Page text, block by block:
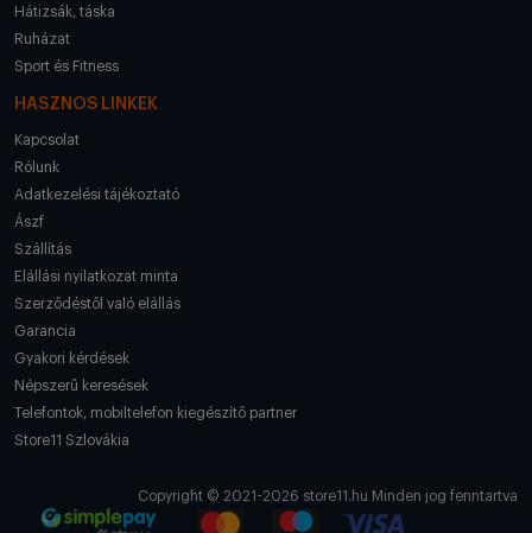
Hátizsák, táska
Ruházat
Sport és Fitness
HASZNOS LINKEK
Kapcsolat
Rólunk
Adatkezelési tájékoztató
Ászf
Szállítás
Elállási nyilatkozat minta
Szerződéstől való elállás
Garancia
Gyakori kérdések
Népszerű keresések
Telefontok, mobiltelefon kiegészítő partner
Store11 Szlovákia
Copyright © 2021-2026 store11.hu Minden jog fenntartva